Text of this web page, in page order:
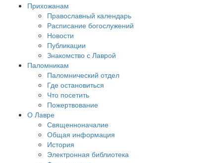
Прихожанам
Православный календарь
Расписание богослужений
Новости
Публикации
Знакомство с Лаврой
Паломникам
Паломнический отдел
Где остановиться
Что посетить
Пожертвование
О Лавре
Священноначалие
Общая информация
История
Электронная библиотека